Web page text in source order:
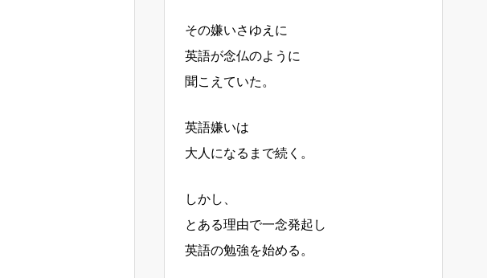
その嫌いさゆえに
英語が念仏のように
聞こえていた。
英語嫌いは
大人になるまで続く。
しかし、
とある理由で一念発起し
英語の勉強を始める。